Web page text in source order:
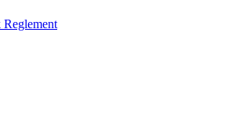
Reglement